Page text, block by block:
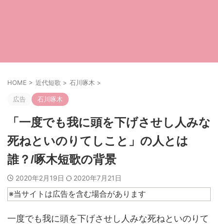
HOME > 近代短歌 > 石川啄木 >
広告 石川啄木
「一度でも我に頭を下げさせし人みな
死ねといのりてしこと」の人とは
誰？/啄木短歌の背景
2020年2月19日 2020年7月21日
※当サイトは広告を含む場合があります
一度でも我に頭を下げさせし人みな死ねといのりて